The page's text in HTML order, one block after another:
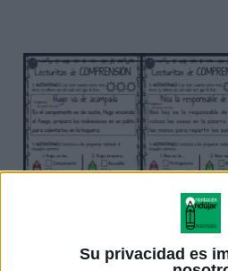
Su privacidad es